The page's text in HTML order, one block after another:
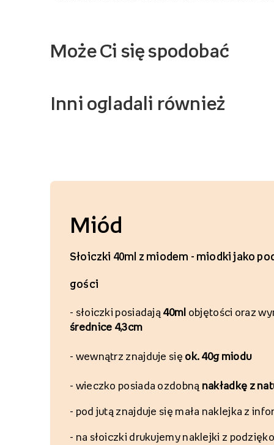
Może Ci się spodobać
Inni ogladali również
Miód
Słoiczki 40ml z miodem - miodki jako
gości
- słoiczki posiadają 40ml objętości oraz
średnice 4,3cm
- wewnątrz znajduje się ok. 40g miodu
- wieczko posiada ozdobną nakładkę z
- pod jutą znajduje się mała naklejka z
- na słoiczki drukujemy naklejki z